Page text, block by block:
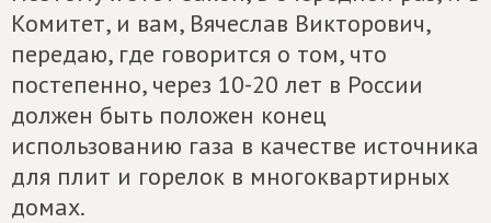
Комитет, и вам, Вячеслав Викторович,
передаю, где говорится о том, что
постепенно, через 10-20 лет в России
должен быть положен конец
использованию газа в качестве источника
для плит и горелок в многоквартирных
домах.